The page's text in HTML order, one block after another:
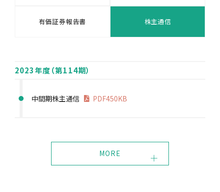
財務ハイライト
IRライブラリ
有価証券報告書 株主通信
2023年度（第114期）
中間期株主通信 PDF450KB
MORE